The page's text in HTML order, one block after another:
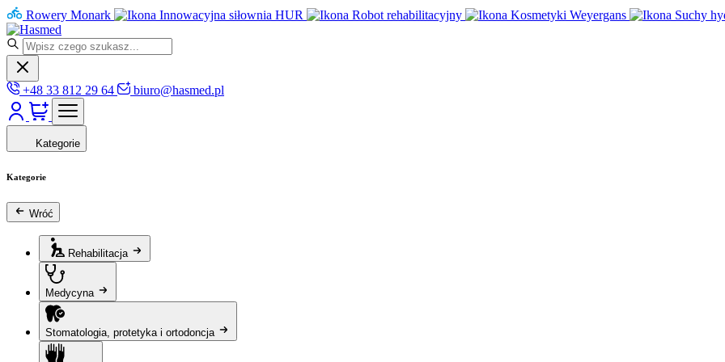
Rowery Monark Innowacyjna siłownia HUR Robot rehabilitacyjny Kosmetyki Weyergans Suchy
+48 33 812 29 64 biuro@hasmed.pl
Kategorie
Kategorie
Wróć
Rehabilitacja
Medycyna
Stomatologia, protetyka i ortodoncja